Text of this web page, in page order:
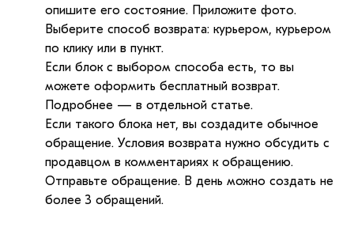
опишите его состояние. Приложите фото.
Выберите способ возврата: курьером, курьером
по клику или в пункт.
Если блок с выбором способа есть, то вы
можете оформить бесплатный возврат.
Подробнее — в отдельной статье.
Если такого блока нет, вы создадите обычное
обращение. Условия возврата нужно обсудить с
продавцом в комментариях к обращению.
Отправьте обращение. В день можно создать не
более 3 обращений.